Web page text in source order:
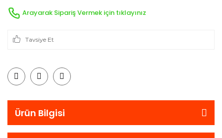
Arayarak Sipariş Vermek için tıklayınız
Tavsiye Et
Ürün Bilgisi